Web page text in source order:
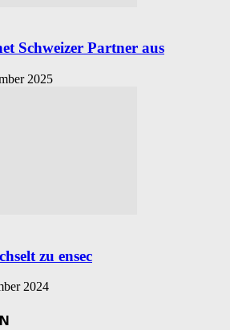
Schweizer Partner aus
2025
zu ensec
2024